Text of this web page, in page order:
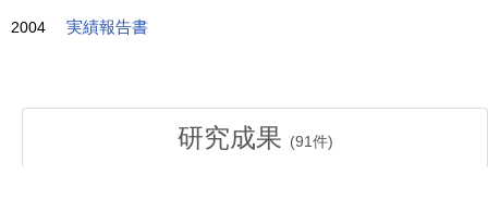
2004 実績報告書
研究成果 (91件)